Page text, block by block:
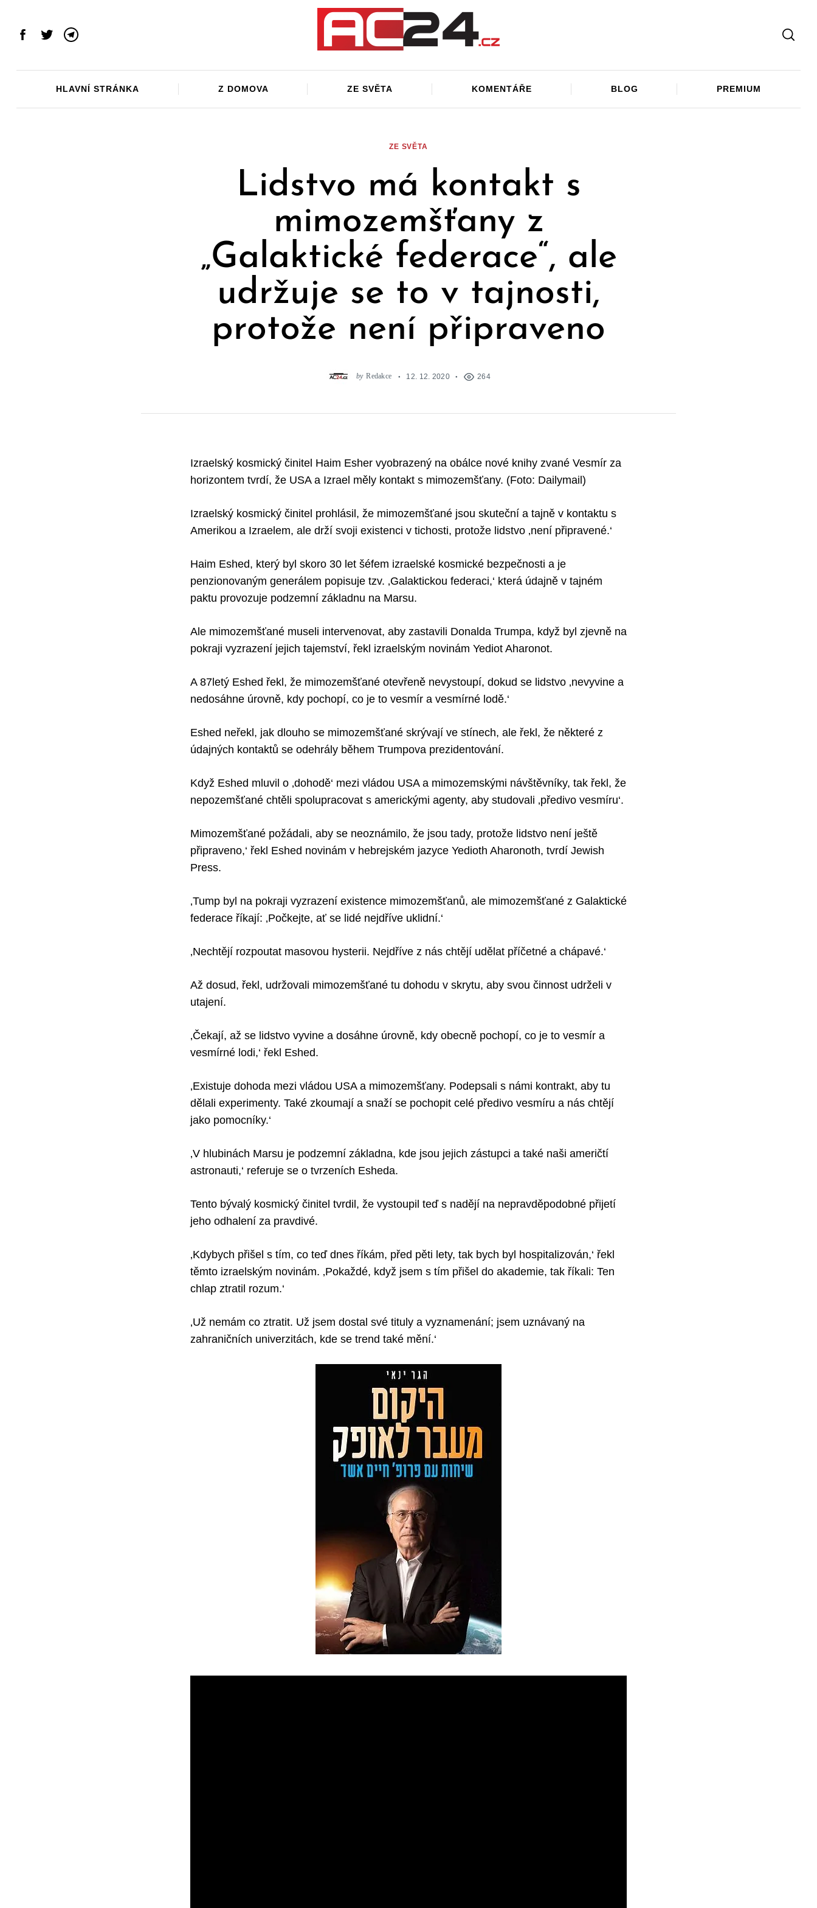
contentFacebook
TwitterTelegram
HLAVNÍ STRÁNKA Z DOMOVA ZE SVĚTA KOMENTÁŘE BLOG PREMIUM
ZE SVĚTA
Lidstvo má kontakt s
mimozemšťany z
„Galaktické federace“, ale
udržuje se to v tajnosti,
protože není připraveno
by Redakce 12. 12. 2020 264
Izraelský kosmický činitel Haim Esher vyobrazený na obálce nové knihy zvané Vesmír za
horizontem tvrdí, že USA a Izrael měly kontakt s mimozemšťany. (Foto: Dailymail)
Izraelský kosmický činitel prohlásil, že mimozemšťané jsou skuteční a tajně v kontaktu s
Amerikou a Izraelem, ale drží svoji existenci v tichosti, protože lidstvo ‚není připravené.‘
Haim Eshed, který byl skoro 30 let šéfem izraelské kosmické bezpečnosti a je
penzionovaným generálem popisuje tzv. ‚Galaktickou federaci,‘ která údajně v tajném
paktu provozuje podzemní základnu na Marsu.
Ale mimozemšťané museli intervenovat, aby zastavili Donalda Trumpa, když byl zjevně na
pokraji vyzrazení jejich tajemství, řekl izraelským novinám Yediot Aharonot.
A 87letý Eshed řekl, že mimozemšťané otevřeně nevystoupí, dokud se lidstvo ‚nevyvine a
nedosáhne úrovně, kdy pochopí, co je to vesmír a vesmírné lodě.‘
Eshed neřekl, jak dlouho se mimozemšťané skrývají ve stínech, ale řekl, že některé z
údajných kontaktů se odehrály během Trumpova prezidentování.
Když Eshed mluvil o ‚dohodě‘ mezi vládou USA a mimozemskými návštěvníky, tak řekl, že
nepozemšťané chtěli spolupracovat s americkými agenty, aby studovali ‚předivo vesmíru‘.
Mimozemšťané požádali, aby se neoznámilo, že jsou tady, protože lidstvo není ještě
připraveno,‘ řekl Eshed novinám v hebrejském jazyce Yedioth Aharonoth, tvrdí Jewish
Press.
‚Tump byl na pokraji vyzrazení existence mimozemšťanů, ale mimozemšťané z Galaktické
federace říkají: ‚Počkejte, ať se lidé nejdříve uklidní.‘
‚Nechtějí rozpoutat masovou hysterii. Nejdříve z nás chtějí udělat příčetné a chápavé.‘
Až dosud, řekl, udržovali mimozemšťané tu dohodu v skrytu, aby svou činnost udrželi v
utajení.
‚Čekají, až se lidstvo vyvine a dosáhne úrovně, kdy obecně pochopí, co je to vesmír a
vesmírné lodi,‘ řekl Eshed.
‚Existuje dohoda mezi vládou USA a mimozemšťany. Podepsali s námi kontrakt, aby tu
dělali experimenty. Také zkoumají a snaží se pochopit celé předivo vesmíru a nás chtějí
jako pomocníky.‘
‚V hlubinách Marsu je podzemní základna, kde jsou jejich zástupci a také naši američtí
astronauti,‘ referuje se o tvrzeních Esheda.
Tento bývalý kosmický činitel tvrdil, že vystoupil teď s nadějí na nepravděpodobné přijetí
jeho odhalení za pravdivé.
‚Kdybych přišel s tím, co teď dnes říkám, před pěti lety, tak bych byl hospitalizován,‘ řekl
těmto izraelským novinám. ‚Pokaždé, když jsem s tím přišel do akademie, tak říkali: Ten
chlap ztratil rozum.‘
‚Už nemám co ztratit. Už jsem dostal své tituly a vyznamenání; jsem uznávaný na
zahraničních univerzitách, kde se trend také mění.‘